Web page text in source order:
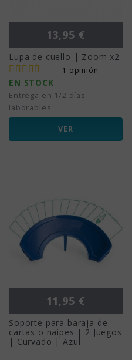
Precio
13,95 €
Lupa de cuello | Zoom x2
1 opinión
EN STOCK
Entrega en 1/2 días
laborables
VER
Precio
11,95 €
Soporte para baraja de
cartas o naipes | 2 Juegos
| Curvado | Azul